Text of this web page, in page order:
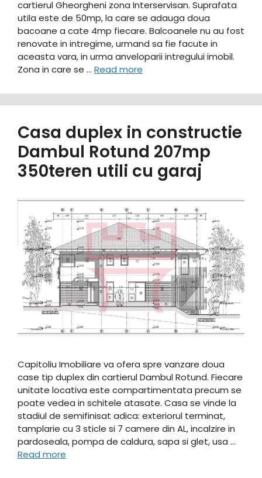
cartierul Gheorgheni zona Interservisan. Suprafata
utila este de 50mp, la care se adauga doua
bacoane a cate 4mp fiecare. Balcoanele nu au fost
renovate in intregime, urmand sa fie facute in
aceasta vara, in urma anveloparii intregului imobil.
Zona in care se … Read more
Casa duplex in constructie
Dambul Rotund 207mp
350teren utili cu garaj
Capitoliu Imobiliare va ofera spre vanzare doua
case tip duplex din cartierul Dambul Rotund. Fiecare
unitate locativa este compartimentata precum se
poate vedea in schitele atasate. Casa se vinde la
stadiul de semifinisat adica: exteriorul terminat,
tamplarie cu 3 sticle si 7 camere din AL, incalzire in
pardoseala, pompa de caldura, sapa si glet, usa …
Read more